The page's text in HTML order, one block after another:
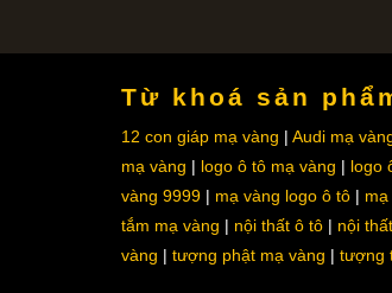
Từ khoá sản
12 con giáp mạ vàng Audi mạ
mạ vàng
logo ô tô mạ vàng logo
vàng 9999
mạ vàng logo ô tô
tắm mạ vàng
nội thất ô tô nội
vàng
tượng phật mạ vàng tượng